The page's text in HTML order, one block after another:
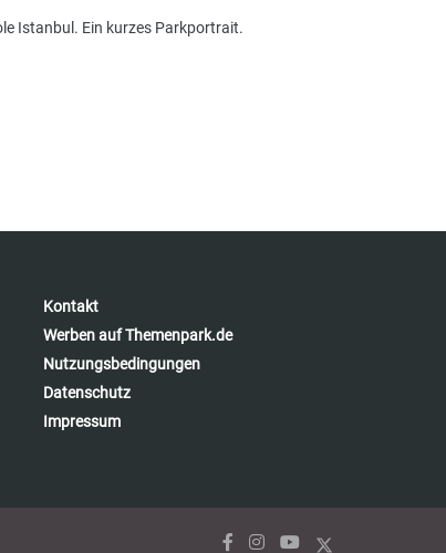
Istanbul. Ein kurzes Parkportrait.
Kontakt
Werben auf Themenpark.de
Nutzungsbedingungen
Datenschutz
Impressum